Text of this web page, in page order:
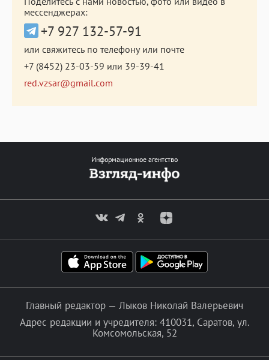
мессенджерах:
+7 927 132-57-91
или свяжитесь по телефону или почте
+7 (8452) 23-03-59 или 39-39-41
red.vzsar@gmail.com
Информационное агентство
Главный редактор — Лыков Николай Валерьевич
Адрес редакции и учредителя: 410031, Саратов, ул.
Комсомольская, 52